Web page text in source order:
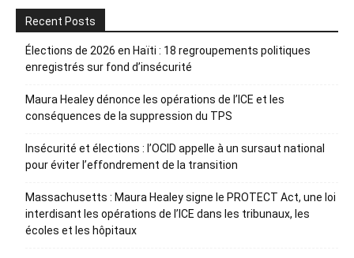
Recent Posts
Élections de 2026 en Haïti : 18 regroupements politiques
enregistrés sur fond d’insécurité
Maura Healey dénonce les opérations de l’ICE et les
conséquences de la suppression du TPS
Insécurité et élections : l’OCID appelle à un sursaut national
pour éviter l’effondrement de la transition
Massachusetts : Maura Healey signe le PROTECT Act, une loi
interdisant les opérations de l’ICE dans les tribunaux, les
écoles et les hôpitaux